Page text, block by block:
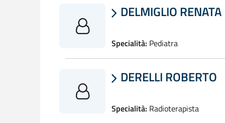
 DELMIGLIO RENATA
Specialità: Pediatra
 DERELLI ROBERTO
Specialità: Radioterapista